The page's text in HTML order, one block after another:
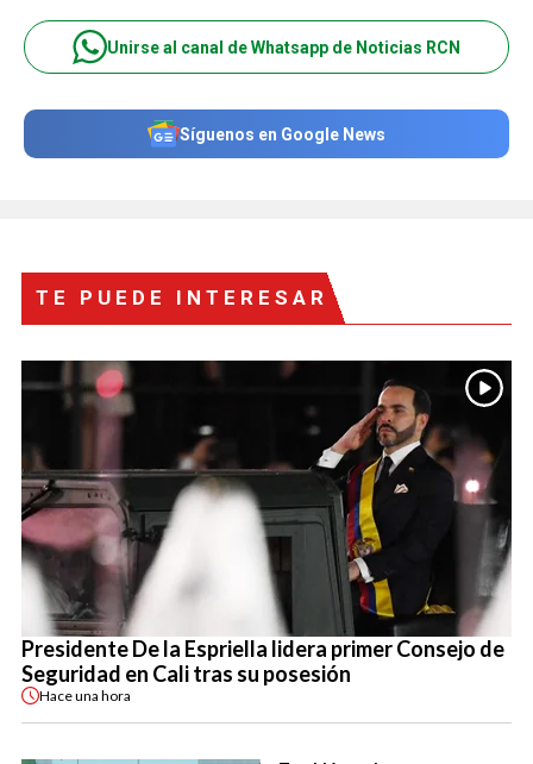
Unirse al canal de Whatsapp de Noticias RCN
Síguenos en Google News
TE PUEDE INTERESAR
Presidente De la Espriella lidera primer Consejo de
Seguridad en Cali tras su posesión
Haceuna hora